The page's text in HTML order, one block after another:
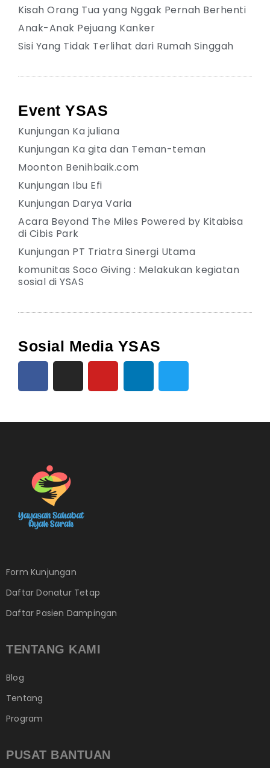
Kisah Orang Tua yang Nggak Pernah Berhenti
Anak-Anak Pejuang Kanker
Sisi Yang Tidak Terlihat dari Rumah Singgah
Event YSAS
Kunjungan Ka juliana
Kunjungan Ka gita dan Teman-teman
Moonton Benihbaik.com
Kunjungan Ibu Efi
Kunjungan Darya Varia
Acara Beyond The Miles Powered by Kitabisa
di Cibis Park
Kunjungan PT Triatra Sinergi Utama
komunitas Soco Giving : Melakukan kegiatan
sosial di YSAS
Sosial Media YSAS
Form Kunjungan
Daftar Donatur Tetap
Daftar Pasien Dampingan
TENTANG KAMI
Blog
Tentang
Program
PUSAT BANTUAN